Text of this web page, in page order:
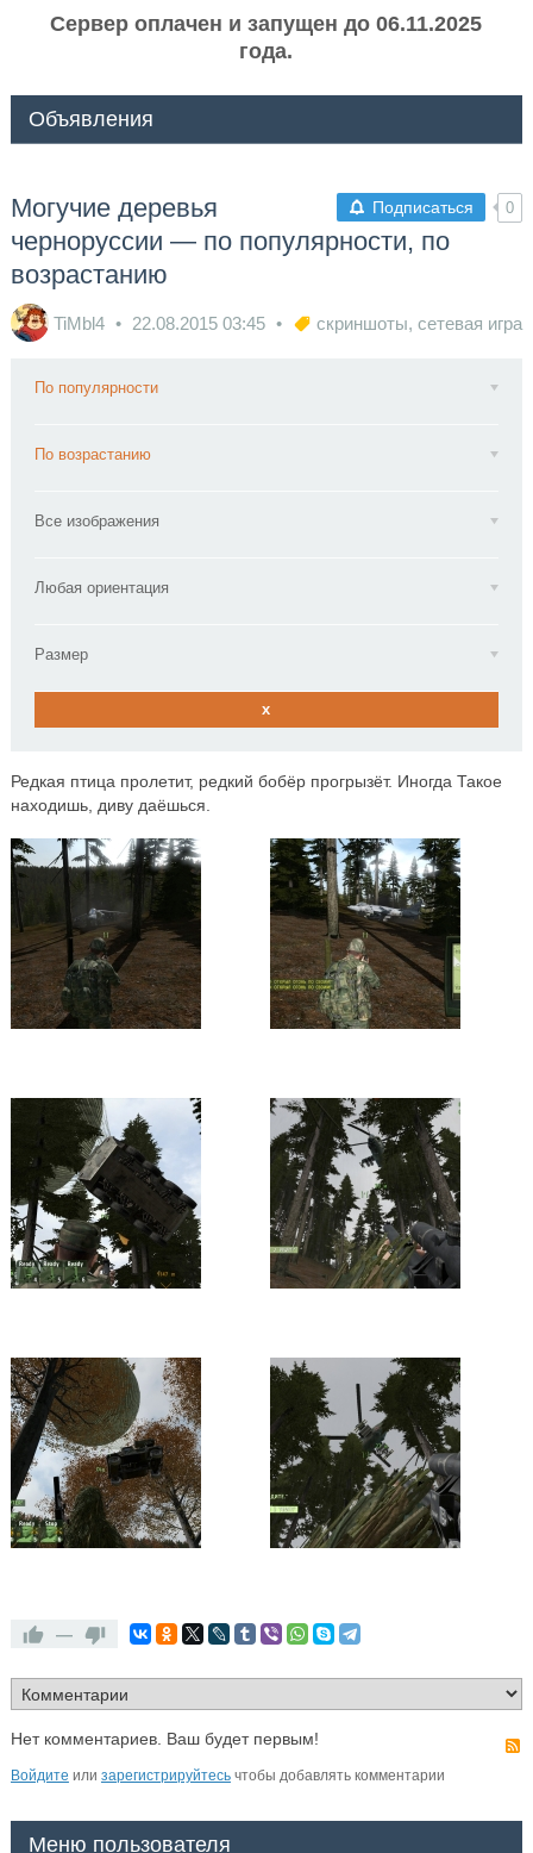
Сервер оплачен и запущен до 06.11.2025
года.
Объявления
Подписаться 0
Могучие деревья
черноруссии — по популярности, по
возрастанию
TiMbl4 22.08.2015 03:45 скриншоты, сетевая игра
По популярности
По возрастанию
Все изображения
Любая ориентация
Размер
x
Редкая птица пролетит, редкий бобёр прогрызёт. Иногда Такое
находишь, диву даёшься.
—
Нет комментариев. Ваш будет первым!
Войдите или зарегистрируйтесьчтобы добавлять комментарии
Меню пользователя